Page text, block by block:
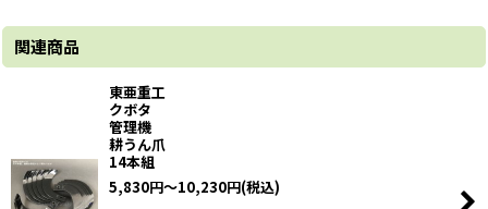
関連商品
東亜重工
クボタ
管理機
耕うん爪
14本組
5,830円～10,230円(税込)